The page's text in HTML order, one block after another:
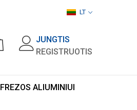
LT
JUNGTIS
REGISTRUOTIS
FREZOS ALIUMINIUI